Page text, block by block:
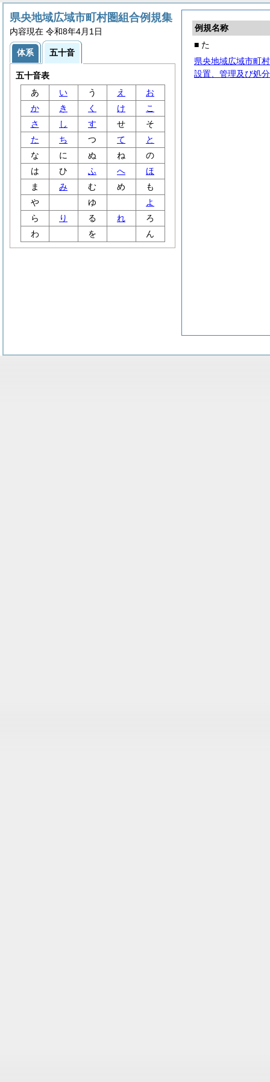
例規名称
■ た
県央地域広域市町
設置、管理及び処
県央地域広域市町村圏組合例規集
内容現在 令和8年4月1日
体系 五十音
五十音表
あ
い う え
お
か
き く け
こ
さ
し す せ
そ
た
ち つ て
と
な
に ぬ ね
の
は
ひ ふ へ
ほ
ま
み む め
も
や
ゆ
よ
ら
り る れ
ろ
わ
を ん